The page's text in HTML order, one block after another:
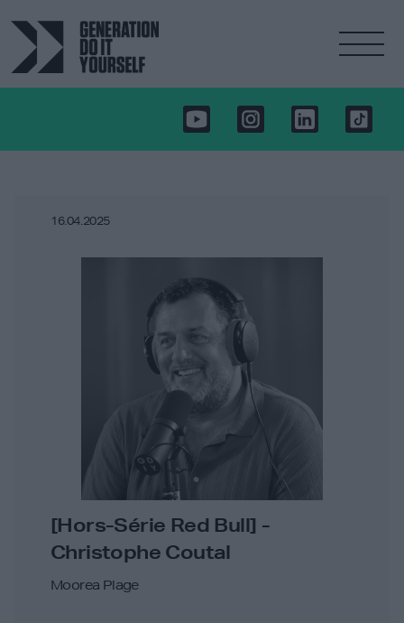
16.04.2025
[Hors-Série Red Bull] -
Christophe Coutal
Moorea Plage